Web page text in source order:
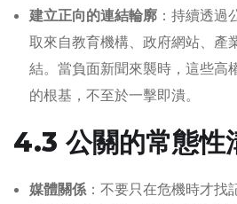
建立正向的連結輪廓 ：持續透過
取來自教育機構、政府網站、產
結。當負面新聞來襲時，這些高
的根基，不至於一擊即潰。
4.3 公關的常態性
媒體關係：不要只在危機時才找